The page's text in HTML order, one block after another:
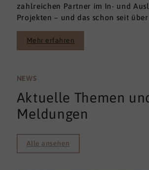
zahlreichen Partner im In- und
Projekten – und das schon seit
Mehr erfahren
NEWS
Aktuelle Themen
Meldungen
Alle ansehen